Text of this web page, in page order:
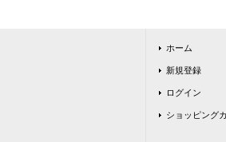
ホーム
新規登録
ログイン
ショッピング